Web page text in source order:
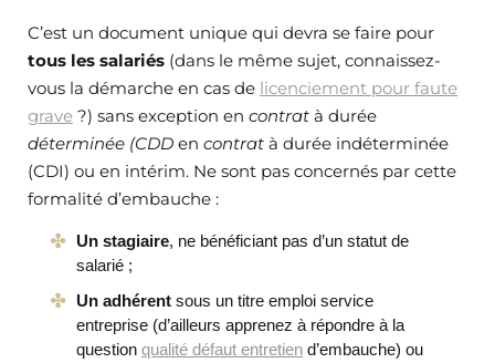
C’est un document unique qui devra se faire pour
tous les salariés (dans le même sujet, connaissez-
vous la démarche en cas de licenciement pour faute
grave ?) sans exception en contrat à durée
déterminée (CDD en contrat à durée indéterminée
(CDI) ou en intérim. Ne sont pas concernés par cette
formalité d’embauche :
Un stagiaire, ne bénéficiant pas d’un statut de
salarié ;
Un adhérent sous un titre emploi service
entreprise (d’ailleurs apprenez à répondre à la
question qualité défaut entretien d’embauche) ou